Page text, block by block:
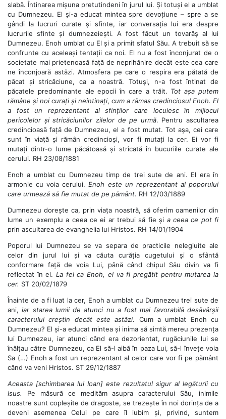
slabă. Întinarea mișuna pretutindeni în jurul lui. Și totuși el a umblat
cu Dumnezeu. El și-a educat mintea spre devoțiune – spre a se
gândi la lucruri curate și sfinte, iar conversația lui era despre
lucrurile sfinte și dumnezeiești. A fost făcut un tovarăș al lui
Dumnezeu. Enoh umblat cu El și a primit sfatul Său. A trebuit să se
confrunte cu aceleași tentații ca noi. El nu a fost înconjurat de o
societate mai prietenoasă față de neprihănire decât este cea care
ne înconjoară astăzi. Atmosfera pe care o respira era pătată de
păcat și stricăciune, ca a noastră. Totuși, n-a fost întinat de
păcatele predominante ale epocii în care a trăit. Tot așa putem
rămâne și noi curați și neîntinați, cum a rămas credinciosul Enoh. El
a fost un reprezentant al sfinților care locuiesc în mijlocul
pericolelor și stricăciunilor zilelor de pe urmă. Pentru ascultarea
credincioasă față de Dumnezeu, el a fost mutat. Tot așa, cei care
sunt în viață și rămân credincioși, vor fi mutați la cer. Ei vor fi
mutați dintr-o lume păcătoasă și stricată în bucuriile curate ale
cerului. RH 23/08/1881
Enoh a umblat cu Dumnezeu timp de trei sute de ani. El era în
armonie cu voia cerului.Enoh este un reprezentant al poporului
care urmează să fie mutat de pe pământ. RH 12/03/1889
Dumnezeu dorește ca, prin viața noastră, să oferim oamenilor din
lume un exemplu a ceea ce ei ar trebui să fie și a ceea ce pot fi
prin ascultarea de evanghelia lui Hristos. RH 14/01/1904
Poporul lui Dumnezeu se va separa de practicile nelegiuite ale
celor din jurul lui și va căuta curăția cugetului și o sfântă
conformare față de voia Lui, până când chipul Său divin va fi
reflectat în el.La fel ca Enoh, el va fi pregătit pentru mutarea la
cer. ST 20/02/1879
Înainte de a fi luat la cer, Enoh a umblat cu Dumnezeu trei sute de
ani,iar starea lumii de atunci nu a fost mai favorabilă desăvârșii
caracterului creștin decât este astăzi.
Cum a umblat Enoh cu
Dumnezeu? El și-a educat mintea și inima să simtă mereu prezența
lui Dumnezeu, iar atunci când era dezorientat, rugăciunile lui se
înălțau către Dumnezeu, ca El să-l aibă în paza Lui, să-l învețe voia
Sa (…) Enoh a fost un reprezentant al celor care vor fi pe pământ
când va veni Hristos. ST 29/12/1887
Aceasta [schimbarea lui Ioan] este rezultatul sigur al legăturii cu
Isus.
Pe măsură ce medităm asupra caracterului Său, inimile
noastre sunt copleșite de dragoste, se trezește în noi dorința de a
deveni asemenea Celui pe care îl iubim și, privind, suntem